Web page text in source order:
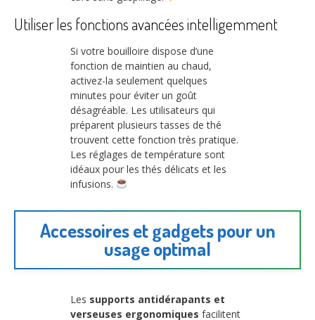
Utiliser les fonctions avancées intelligemment
Si votre bouilloire dispose d’une
fonction de maintien au chaud,
activez-la seulement quelques
minutes pour éviter un goût
désagréable. Les utilisateurs qui
préparent plusieurs tasses de thé
trouvent cette fonction très pratique.
Les réglages de température sont
idéaux pour les thés délicats et les
infusions.
Accessoires et gadgets pour un
usage optimal
Les supports antidérapants et
verseuses ergonomiques facilitent